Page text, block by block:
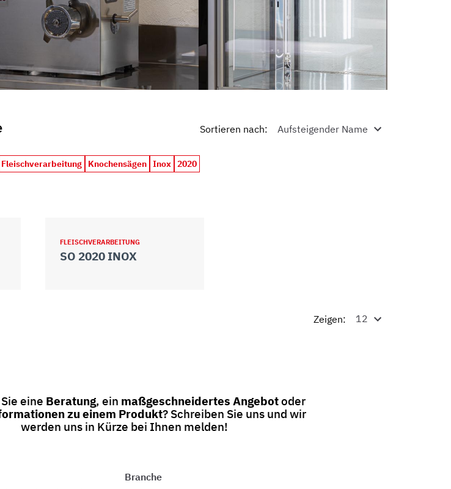
Sortieren nach:
Fleischverarbeitung Knochensägen Inox 2020
FLEISCHVERARBEITUNG
SO 2020 INOX
Zeigen:
eine Beratung, ein maßgeschneidertes Angebotoder
zu einem Produkt? Schreiben Sie uns und wir
werden uns in Kürze bei Ihnen melden!
Branche